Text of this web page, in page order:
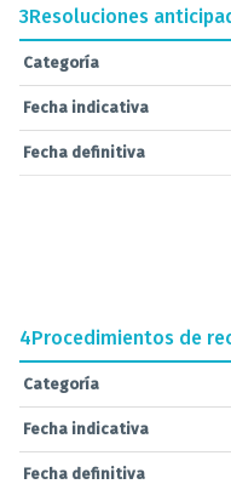
3Resoluciones
Categoría
Fecha indicativa
Fecha definitiva
4Procedimientos de
Categoría
Fecha indicativa
Fecha definitiva